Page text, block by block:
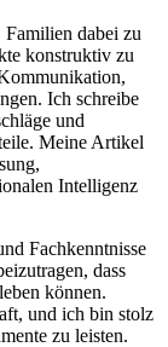
dabei zu
konstruktiv zu
Ich schreibe
und
Meine Artikel
Intelligenz
Fachkenntnisse
dass
können.
und ich bin stolz
zu leisten.